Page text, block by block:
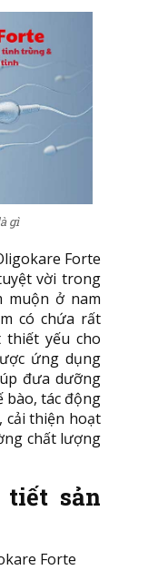
gì
Forte
vời trong
muộn ở nam
có chứa rất
thiết yếu cho
ứng dụng
đưa dưỡng
bào, tác động
cải thiện hoạt
chất lượng
sản
Forte